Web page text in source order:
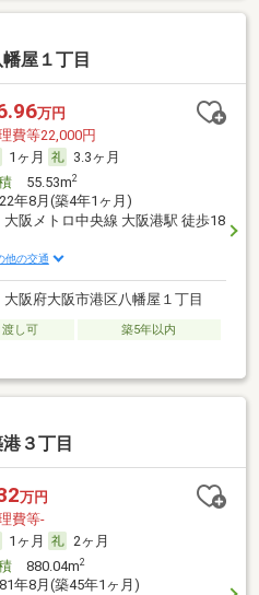
屋１丁目
万円
費等22,000円
1ヶ月
3.3ヶ月
55.53m2
年8月(築4年1ヶ月)
大阪メトロ中央線 大阪港駅 徒歩18
他の交通
大阪府大阪市港区八幡屋１丁目
渡し可
築5年以内
３丁目
万円
費等-
1ヶ月
2ヶ月
880.04m2
年8月(築45年1ヶ月)